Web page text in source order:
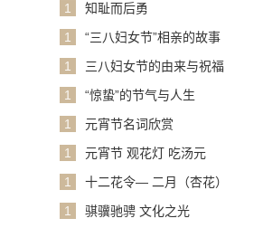
1
知耻而后勇
1
“三八妇女节”相亲的故事
1
三八妇女节的由来与祝福
1
“惊蛰”的节气与人生
1
元宵节名词欣赏
1
元宵节 观花灯 吃汤元
1
十二花令— 二月（杏花）
1
骐骥驰骋 文化之光